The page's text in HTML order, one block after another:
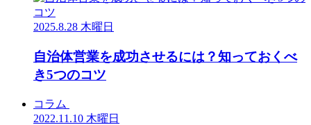
2025.8.28 木曜日
自治体営業を成功させるには？知っておくべ
き5つのコツ
コラム
2022.11.10 木曜日